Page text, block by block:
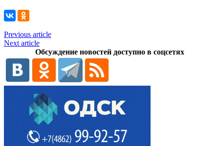
Previous article
Next article
Обсуждение новостей доступно в соцсетях